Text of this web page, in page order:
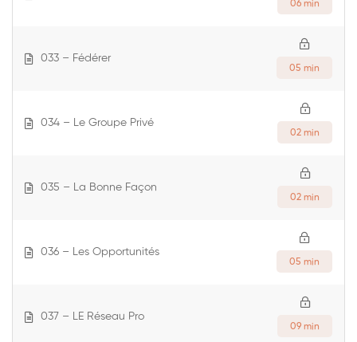
06 min
033 – Fédérer
05 min
034 – Le Groupe Privé
02 min
035 – La Bonne Façon
02 min
036 – Les Opportunités
05 min
037 – LE Réseau Pro
09 min